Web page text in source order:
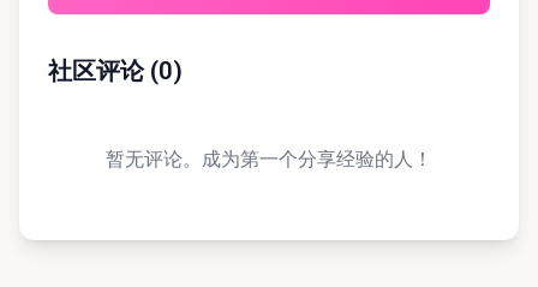
社区评论(0)
暂无评论。成为第一个分享经验的人！